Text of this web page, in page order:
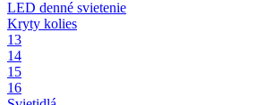
LED denné svietenie
Kryty kolies
13
14
15
16